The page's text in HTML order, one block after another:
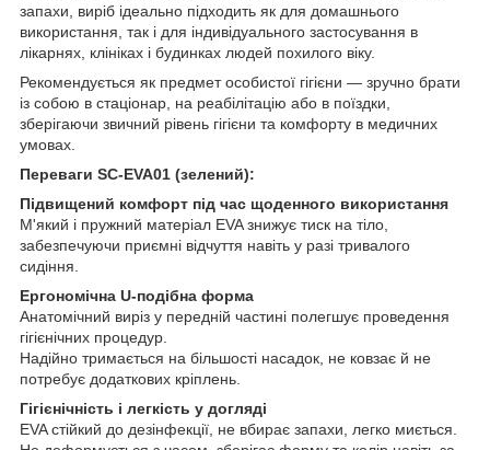
запахи, виріб ідеально підходить як для домашнього
використання, так і для індивідуального застосування в
лікарнях, клініках і будинках людей похилого віку.
Рекомендується як предмет особистої гігієни — зручно брати
із собою в стаціонар, на реабілітацію або в поїздки,
зберігаючи звичний рівень гігієни та комфорту в медичних
умовах.
Переваги SC-EVA01 (зелений):
Підвищений комфорт під час щоденного використання
М'який і пружний матеріал EVA знижує тиск на тіло,
забезпечуючи приємні відчуття навіть у разі тривалого
сидіння.
Ергономічна U-подібна форма
Анатомічний виріз у передній частині полегшує проведення
гігієнічних процедур.
Надійно тримається на більшості насадок, не ковзає й не
потребує додаткових кріплень.
Гігієнічність і легкість у догляді
EVA стійкий до дезінфекції, не вбирає запахи, легко миється.